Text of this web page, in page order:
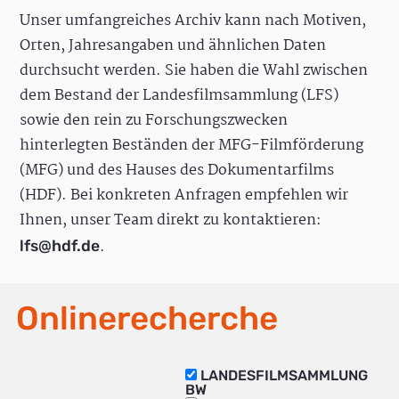
Unser umfangreiches Archiv kann nach Motiven,
Orten, Jahresangaben und ähnlichen Daten
durchsucht werden. Sie haben die Wahl zwischen
dem Bestand der Landesfilmsammlung (LFS)
sowie den rein zu Forschungszwecken
hinterlegten Beständen der MFG-Filmförderung
(MFG) und des Hauses des Dokumentarfilms
(HDF). Bei konkreten Anfragen empfehlen wir
Ihnen, unser Team direkt zu kontaktieren:
lfs@hdf.de.
Onlinerecherche
LANDESFILMSAMMLUNG
BW